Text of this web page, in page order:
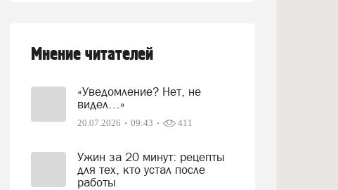
Мнение читателей
«Уведомление? Нет, не
видел…»
20.07.2026 09:43 411
Ужин за 20 минут: рецепты
для тех, кто устал после
работы